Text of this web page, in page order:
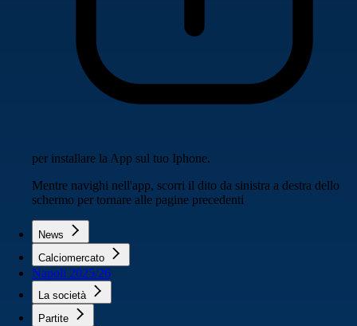
per installare la App sul tuo Iphone.
Mentre navighi nell'app, scorri il dito da sinistra a destra dello
schermo per tornare alle pagine precedenti
News
Calciomercato
Napoli 2025/26
La società
Partite